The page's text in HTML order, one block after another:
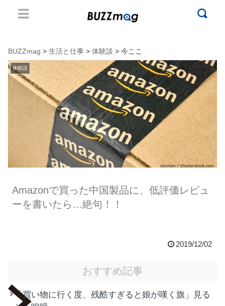
BUZZmag > 生活と仕事 > 体験談 > 今ここ
体験談
Amazonで買った中国製品に、低評価レビュ
ーを書いたら…絶句！！
2019/12/02
おすすめ記事
「買い物に行く度、残酷すぎると娘が嘆く旗」見る